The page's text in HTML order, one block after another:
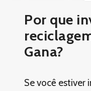
Por que
Gana?
Se você estiver